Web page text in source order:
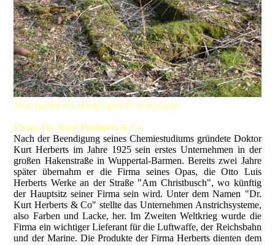
Sickergrube der ehemaligen Waschbaracke
Firma Dr. Kurt Herberts & Co
Nach der Beendigung seines Chemiestudiums gründete Doktor
Kurt Herberts im Jahre 1925 sein erstes Unternehmen in der
großen Hakenstraße in Wuppertal-Barmen. Bereits zwei Jahre
später übernahm er die Firma seines Opas, die Otto Luis
Herberts Werke an der Straße "Am Christbusch", wo künftig
der Hauptsitz seiner Firma sein wird. Unter dem Namen "Dr.
Kurt Herberts & Co" stellte das Unternehmen Anstrichsysteme,
also Farben und Lacke, her. Im Zweiten Weltkrieg wurde die
Firma ein wichtiger Lieferant für die Luftwaffe, der Reichsbahn
und der Marine. Die Produkte der Firma Herberts dienten dem